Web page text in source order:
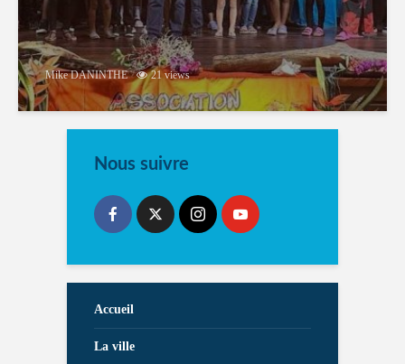
Mike DANINTHE 21 views
Nous suivre
Accueil
La ville